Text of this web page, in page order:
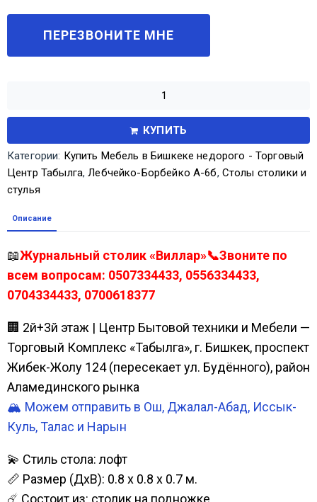
КУПИТЬ
Категории: Купить Мебель в Бишкеке недорого - Торговый
Центр Табылга,Лебчейко-Борбейко А-6б, Столы столики и
стулья
Описание
📖Журнальный столик «Виллар»📞Звоните по
всем вопросам: 0507334433, 0556334433,
0704334433, 0700618377
🏢 2й+3й этаж | Центр Бытовой техники и Мебели —
Торговый Комплекс «Табылга», г. Бишкек, проспект
Жибек-Жолу 124 (пересекает ул. Будённого), район
Аламединского рынка
🏔️ Можем отправить в Ош, Джалал-Абад, Иссык-
Куль, Талас и Нарын
💫 Стиль стола: лофт
📏 Размер (ДхВ): 0.8 х 0.8 х 0.7 м.
☄️ Состоит из: столик на подножке